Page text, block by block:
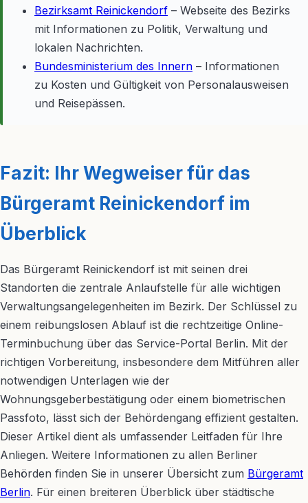
Bezirksamt Reinickendorf – Webseite des Bezirks
mit Informationen zu Politik, Verwaltung und
lokalen Nachrichten.
Bundesministerium des Innern – Informationen
zu Kosten und Gültigkeit von Personalausweisen
und Reisepässen.
Fazit: Ihr Wegweiser für das
Bürgeramt Reinickendorf im
Überblick
Das Bürgeramt Reinickendorf ist mit seinen drei
Standorten die zentrale Anlaufstelle für alle wichtigen
Verwaltungsangelegenheiten im Bezirk. Der Schlüssel zu
einem reibungslosen Ablauf ist die rechtzeitige Online-
Terminbuchung über das Service-Portal Berlin. Mit der
richtigen Vorbereitung, insbesondere dem Mitführen aller
notwendigen Unterlagen wie der
Wohnungsgeberbestätigung oder einem biometrischen
Passfoto, lässt sich der Behördengang effizient gestalten.
Dieser Artikel dient als umfassender Leitfaden für Ihre
Anliegen. Weitere Informationen zu allen Berliner
Behörden finden Sie in unserer Übersicht zum Bürgeramt
Berlin. Für einen breiteren Überblick über städtische